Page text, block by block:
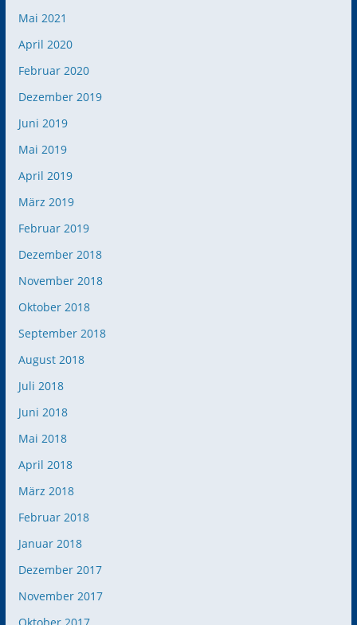
Mai 2021
April 2020
Februar 2020
Dezember 2019
Juni 2019
Mai 2019
April 2019
März 2019
Februar 2019
Dezember 2018
November 2018
Oktober 2018
September 2018
August 2018
Juli 2018
Juni 2018
Mai 2018
April 2018
März 2018
Februar 2018
Januar 2018
Dezember 2017
November 2017